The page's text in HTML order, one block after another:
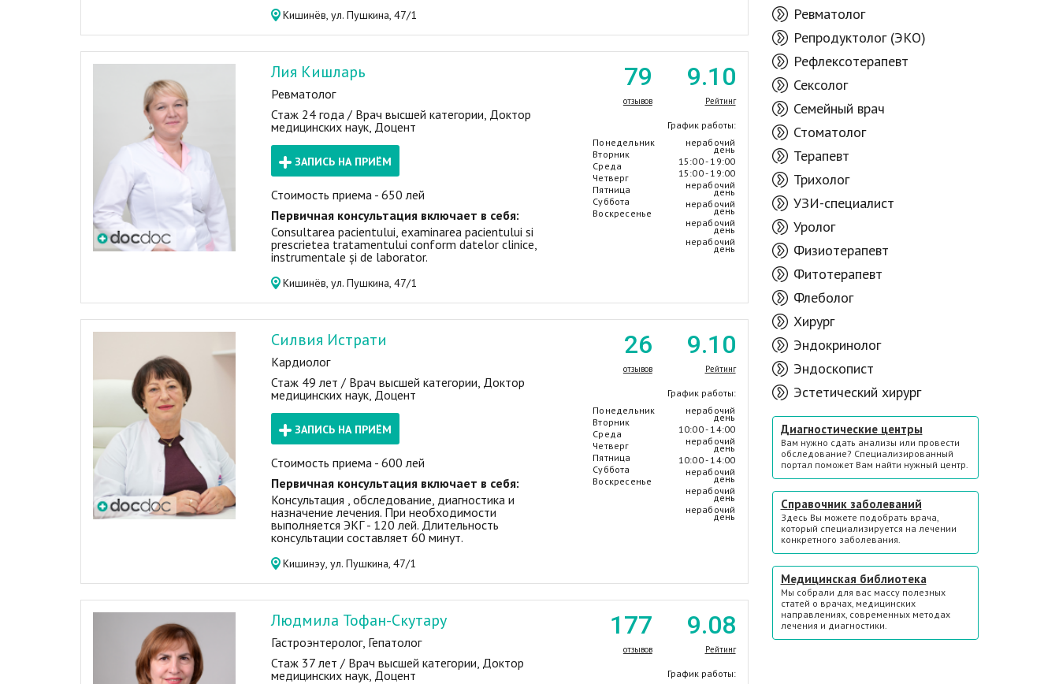
Кишинёв, ул. Пушкина, 47/1
Лия Кишларь
Ревматолог
Стаж 24 года / Врач высшей категории, Доктор
медицинских наук, Доцент
ЗАПИСЬ НА ПРИЁМ
Стоимость приема - 650 лей
Первичная консультация включает в себя:
Consultarea pacientului, examinarea pacientului si
prescrietea tratamentului conform datelor clinice,
instrumentale și de laborator.
Кишинёв, ул. Пушкина, 47/1
79
отзывов
9.10
Рейтинг
График работы:
Понедельник
Вторник
Среда
Четверг
Пятница
Суббота
Воскресенье
нерабочий
день
15:00 - 19:00
15:00 - 19:00
нерабочий
день
нерабочий
день
нерабочий
день
нерабочий
день
Силвия Истрати
Кардиолог
Стаж 49 лет / Врач высшей категории, Доктор
медицинских наук, Доцент
ЗАПИСЬ НА ПРИЁМ
Стоимость приема - 600 лей
Первичная консультация включает в себя:
Консультация , обследование, диагностика и
назначение лечения. При необходимости
выполняется ЭКГ - 120 лей. Длительность
консультации составляет 60 минут.
Кишинэу, ул. Пушкина, 47/1
26
отзывов
9.10
Рейтинг
График работы:
Понедельник
Вторник
Среда
Четверг
Пятница
Суббота
Воскресенье
нерабочий
день
10:00 - 14:00
нерабочий
день
10:00 - 14:00
нерабочий
день
нерабочий
день
нерабочий
день
Людмила Тофан-Скутару
Гастроэнтеролог, Гепатолог
Стаж 37 лет / Врач высшей категории, Доктор
медицинских наук, Доцент
177
отзывов
9.08
Рейтинг
График работы:
Ревматолог
Репродуктолог (ЭКО)
Рефлексотерапевт
Сексолог
Семейный врач
Стоматолог
Терапевт
Трихолог
УЗИ-специалист
Уролог
Физиотерапевт
Фитотерапевт
Флеболог
Хирург
Эндокринолог
Эндоскопист
Эстетический хирург
Диагностические центры
Вам нужно сдать анализы или провести
обследование? Специализированный
портал поможет Вам найти нужный центр.
Справочник заболеваний
Здесь Вы можете подобрать врача,
который специализируется на лечении
конкретного заболевания.
Медицинская библиотека
Мы собрали для вас массу полезных
статей о врачах, медицинских
направлениях, современных методах
лечения и диагностики.